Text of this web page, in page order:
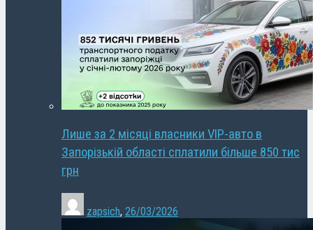
Лише за 2 місяці власники VIP-авто в
Запорізькій області сплатили більше 850 тис
грн
zapsich, 26/03/2026